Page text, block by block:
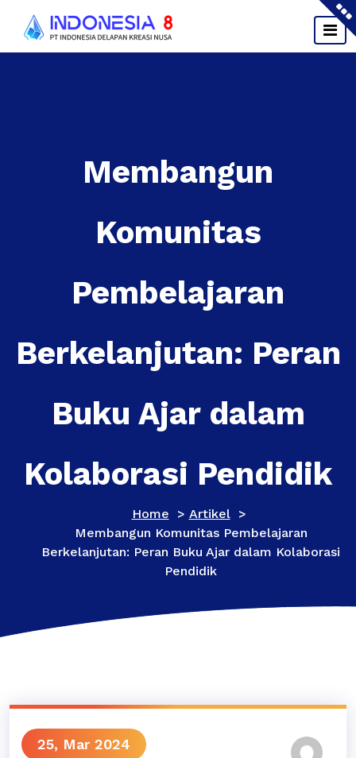
Membangun
Komunitas
Pembelajaran
Berkelanjutan: Peran
Buku Ajar dalam
Kolaborasi Pendidik
Home > Artikel>
Membangun Komunitas Pembelajaran
Berkelanjutan: Peran Buku Ajar dalam Kolaborasi
Pendidik
25, Mar 2024